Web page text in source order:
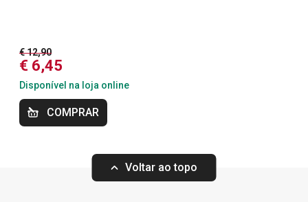
Fruteiro c/ 3 pratos e suporte
€ 12,90
€ 6,45
Disponível na loja online
COMPRAR
Voltar ao topo